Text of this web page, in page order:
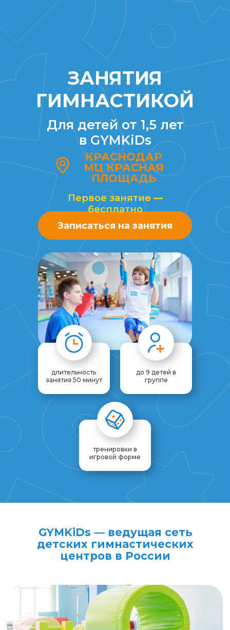
Записаться на занятия
Первое занятие —
бесплатно
Для детей от 1,5 лет
в GYMKiDs
ЗАНЯТИЯ
ГИМНАСТИКОЙ
КРАСНОДАР
МЦ КРАСНАЯ
ПЛОЩАДЬ
тренировки в
игровой форме
длительность
занятия 50 минут
до 9 детей в
группе
GYMKiDs — ведущая сеть
детских гимнастических
центров в России